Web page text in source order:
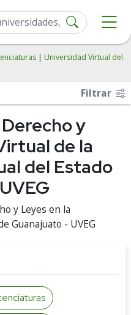
| Universidad Virtual del
Filtrar
y
de la
del Estado
y Leyes en la
Guanajuato - UVEG